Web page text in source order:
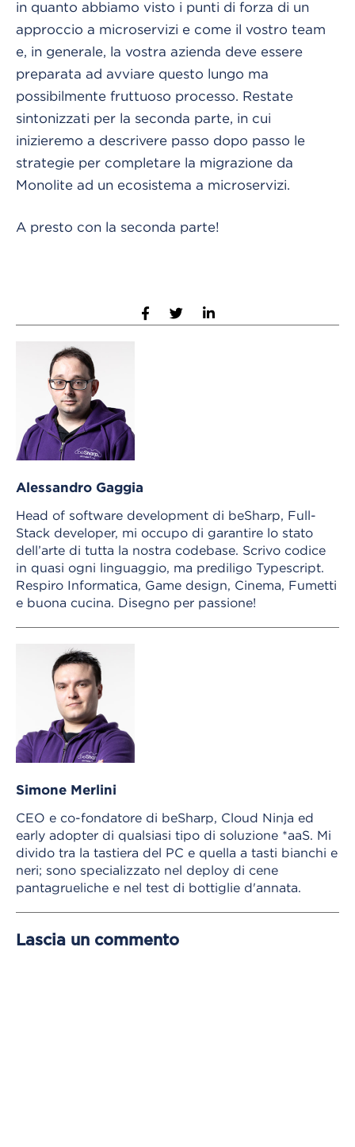
in quanto abbiamo visto i punti di forza di un
approccio a microservizi e come il vostro team
e, in generale, la vostra azienda deve essere
preparata ad avviare questo lungo ma
possibilmente fruttuoso processo. Restate
sintonizzati per la seconda parte, in cui
inizieremo a descrivere passo dopo passo le
strategie per completare la migrazione da
Monolite ad un ecosistema a microservizi.
A presto con la seconda parte!
Alessandro Gaggia
Head of software development di beSharp, Full-
Stack developer, mi occupo di garantire lo stato
dell’arte di tutta la nostra codebase. Scrivo codice
in quasi ogni linguaggio, ma prediligo Typescript.
Respiro Informatica, Game design, Cinema, Fumetti
e buona cucina. Disegno per passione!
Simone Merlini
CEO e co-fondatore di beSharp, Cloud Ninja ed
early adopter di qualsiasi tipo di soluzione *aaS. Mi
divido tra la tastiera del PC e quella a tasti bianchi e
neri; sono specializzato nel deploy di cene
pantagrueliche e nel test di bottiglie d'annata.
Lascia un commento